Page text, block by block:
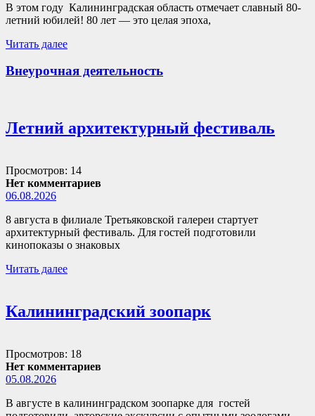
В этом году Калининградская область отмечает славный 80-
летний юбилей! 80 лет — это целая эпоха,
Читать далее
Внеурочная деятельность
Летний архитектурный фестиваль
Просмотров: 14
Нет комментариев
06.08.2026
8 августа в филиале Третьяковской галереи стартует
архитектурный фестиваль. Для гостей подготовили
кинопоказы о знаковых
Читать далее
Калининградский зоопарк
Просмотров: 18
Нет комментариев
05.08.2026
В августе в калининградском зоопарке для гостей